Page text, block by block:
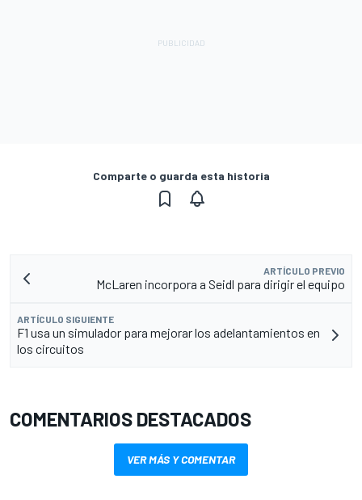
Comparte o guarda esta historia
ARTÍCULO PREVIO
McLaren incorpora a Seidl para dirigir el equipo
ARTÍCULO SIGUIENTE
F1 usa un simulador para mejorar los adelantamientos en
los circuitos
COMENTARIOS DESTACADOS
VER MÁS Y COMENTAR